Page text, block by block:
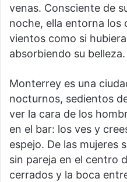
venas. Consciente de
noche, ella entorna los
vientos como si
absorbiendo su belleza.
Monterrey es una
nocturnos, sedientos
ver la cara de los
en el bar: los ves y
espejo. De las mujeres
sin pareja en el centro
cerrados y la boca